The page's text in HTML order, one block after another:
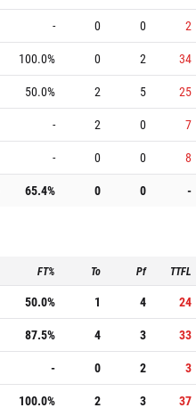
- 0 0
2
100.0% 0 2
34
50.0% 2 5
25
- 2 0
7
- 0 0
8
65.4% 0 0 -
FT% To Pf TTFL
50.0% 1 4
24
87.5% 4 3
33
- 0 2
3
100.0% 2 3
37